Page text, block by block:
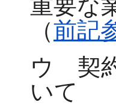
重要な
（前記
ウ 契
いて